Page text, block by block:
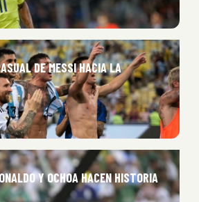
DE MESSI HACIA LA
Y OCHOA HACEN HISTORIA